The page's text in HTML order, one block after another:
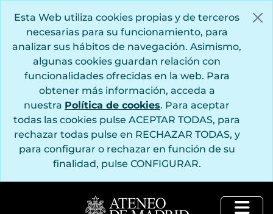
Esta Web utiliza cookies propias y de terceros
necesarias para su funcionamiento, para
analizar sus hábitos de navegación. Asimismo,
algunas cookies guardan relación con
funcionalidades ofrecidas en la web. Para
obtener más información, acceda a
nuestra Política de cookies. Para aceptar
todas las cookies pulse ACEPTAR TODAS, para
rechazar todas pulse en RECHAZAR TODAS, y
para configurar o rechazar en función de su
finalidad, pulse CONFIGURAR.